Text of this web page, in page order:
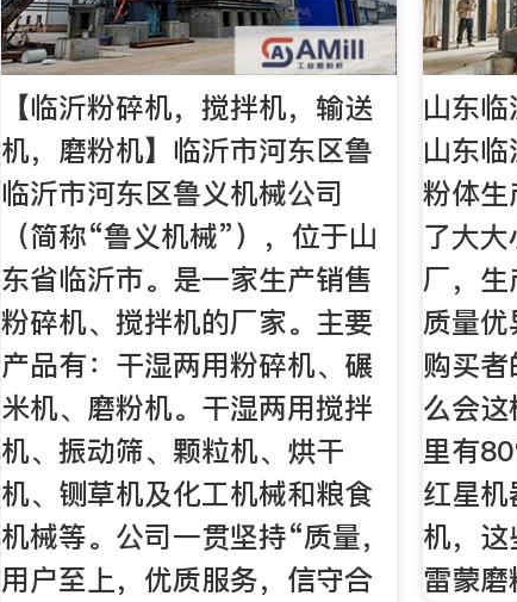
【临沂粉碎机，搅拌机，输送
机，磨粉机】临沂市河东区鲁
临沂市河东区鲁义机械公司
（简称“鲁义机械”），位于山
东省临沂市。是一家生产销售
粉碎机、搅拌机的厂家。主要
产品有：干湿两用粉碎机、碾
米机、磨粉机。干湿两用搅拌
机、振动筛、颗粒机、烘干
机、铡草机及化工机械和粮食
机械等。公司一贯坚持“质量，
用户至上，优质服务，信守合
山东
山东
粉体
了大
厂，
质量
购买
么会
里有
红星
机，
雷蒙磨